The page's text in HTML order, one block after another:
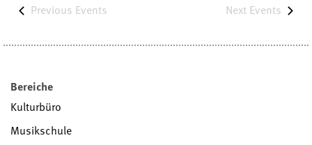
Previous Events Next Events
Bereiche
Kulturbüro
Musikschule